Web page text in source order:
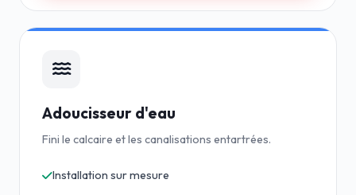
Adoucisseur d'eau
Fini le calcaire et les canalisations entartrées.
Installation sur mesure